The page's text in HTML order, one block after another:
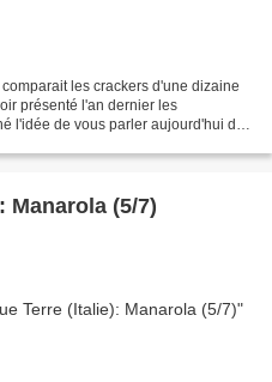
les crackers d'une dizaine
présenté l'an dernier les
l'idée de vous parler aujourd'hui des
Manarola (5/7)